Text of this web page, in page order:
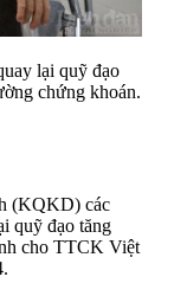
lại quỹ đạo
chứng khoán.
(KQKD) các
quỹ đạo tăng
cho TTCK Việt